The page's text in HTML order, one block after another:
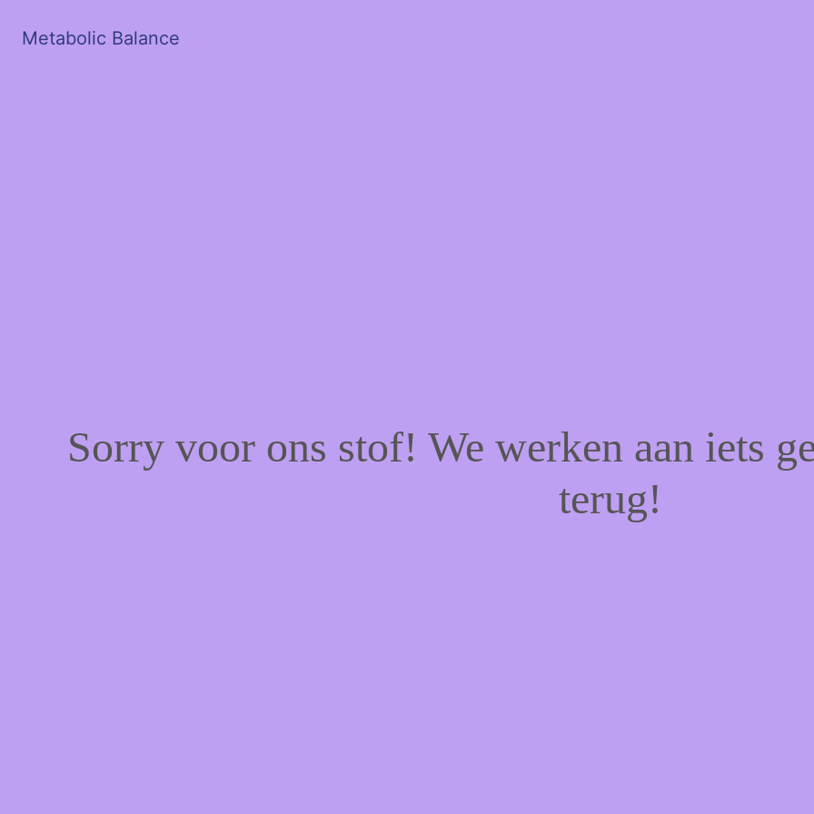
Metabolic Balance
Sorry voor ons stof! We werken aan iets
terug!